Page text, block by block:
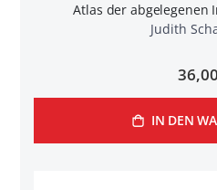
Atlas der abgelegenen
Judith
IN DEN